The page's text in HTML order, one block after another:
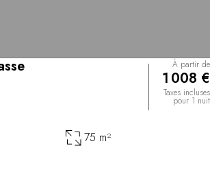
À partir de
1 008 €
Taxes incluses
pour 1 nuit
75 m²